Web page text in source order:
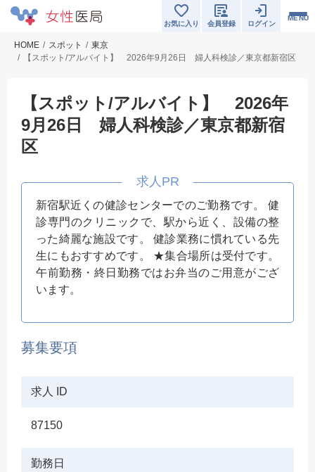
MENU
お気に入り 会員登録 ログイン
HOME スポット
東京
【スポット/アルバイト】 2026年9月26日 婦人科検診／東京都新宿区
【スポット/アルバイト】 2026年
9月26日 婦人科検診／東京都新宿
区
新宿駅近くの健診センターでのご勤務です。 健
診専門のクリニックで、駅から近く、設備の整
った綺麗な施設です。 健診業務に慣れている先
生にもおすすめです。 ★集合場所は受付です。
午前勤務・終日勤務ではお弁当のご用意がござ
います。
募集要項
求人 ID
87150
勤務日